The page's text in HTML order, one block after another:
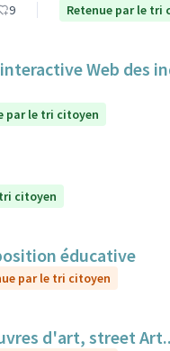
9 Retenue par le tri
Web des
par le tri citoyen
citoyen
éducative
par le tri citoyen
d'art, street